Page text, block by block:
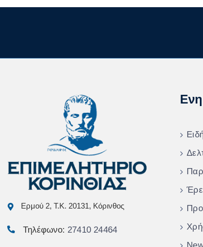
Ερμού 2, Τ.Κ. 20131, Κόρινθος
Τηλέφωνο: 27410 24464